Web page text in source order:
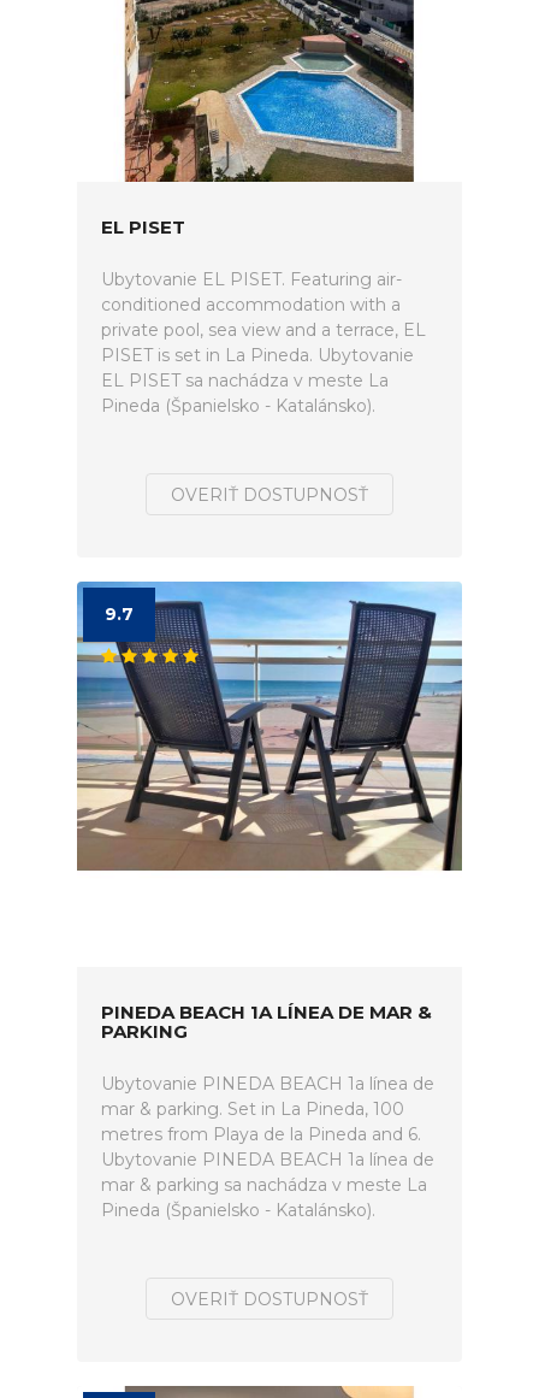
EL PISET
Ubytovanie EL PISET. Featuring air-
conditioned accommodation with a
private pool, sea view and a terrace, EL
PISET is set in La Pineda. Ubytovanie
EL PISET sa nachádza v meste La
Pineda (Španielsko - Katalánsko).
OVERIŤ DOSTUPNOSŤ
9.7
PINEDA BEACH 1A LÍNEA DE MAR &
PARKING
Ubytovanie PINEDA BEACH 1a línea de
mar & parking. Set in La Pineda, 100
metres from Playa de la Pineda and 6.
Ubytovanie PINEDA BEACH 1a línea de
mar & parking sa nachádza v meste La
Pineda (Španielsko - Katalánsko).
OVERIŤ DOSTUPNOSŤ